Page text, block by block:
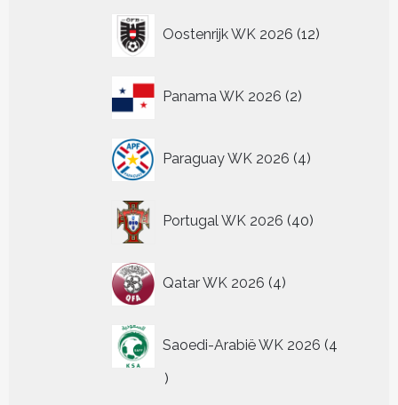
Oostenrijk WK 2026 12
producten
Panama WK 2026 2
producten
Paraguay WK 2026 4
producten
Portugal WK 2026 40
producten
Qatar WK 2026 4
producten
Saoedi-Arabië WK 2026 4
4